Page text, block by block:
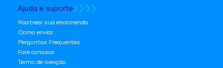
Ajuda e suporte
Rastrear sua encomenda
Como enviar
Perguntas Frequentes
Fale conosco
Termo de isenção